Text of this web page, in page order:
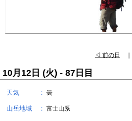
◁ 前の日 ｜
10月12日 (火) - 87日目
天気 ： 曇
山岳地域 ： 富士山系